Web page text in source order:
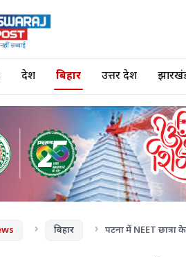
देश बिहार उत्तर प्रदेश
बिहार पटना में NEET